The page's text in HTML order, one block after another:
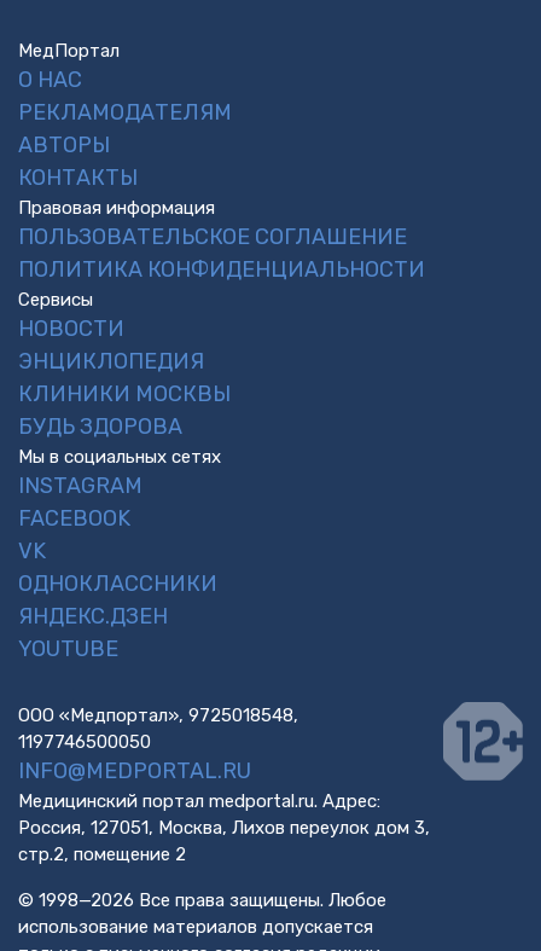
МедПортал
О НАС
РЕКЛАМОДАТЕЛЯМ
АВТОРЫ
КОНТАКТЫ
Правовая информация
ПОЛЬЗОВАТЕЛЬСКОЕ СОГЛАШЕНИЕ
ПОЛИТИКА КОНФИДЕНЦИАЛЬНОСТИ
Сервисы
НОВОСТИ
ЭНЦИКЛОПЕДИЯ
КЛИНИКИ МОСКВЫ
БУДЬ ЗДОРОВА
Мы в социальных сетях
INSTAGRAM
FACEBOOK
VK
ОДНОКЛАССНИКИ
ЯНДЕКС.ДЗЕН
YOUTUBE
ООО «Медпортал», 9725018548,
1197746500050
INFO@MEDPORTAL.RU
Медицинский портал medportal.ru. Адрес:
Россия, 127051, Москва, Лихов переулок дом 3,
стр.2, помещение 2
© 1998—2026 Все права защищены. Любое
использование материалов допускается